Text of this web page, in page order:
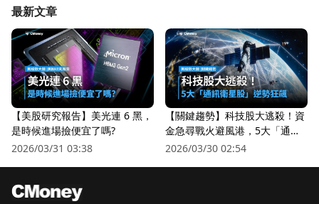
最新文章
【美股研究報告】美光連 6 黑，
是時候進場撿便宜了嗎?
2026/03/31 03:38
【關鍵趨勢】科技股大逃殺！資
金急尋戰火避風港，5大「通訊
衛星股」逆勢狂飆
2026/03/30 02:54